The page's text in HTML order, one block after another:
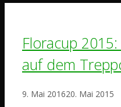
Floracup
auf dem
9. Mai 201620. Mai 2015